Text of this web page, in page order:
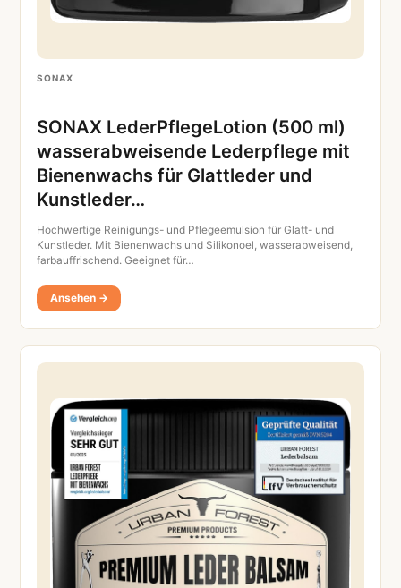
SONAX
SONAX LederPflegeLotion (500 ml)
wasserabweisende Lederpflege mit
Bienenwachs für Glattleder und
Kunstleder…
Hochwertige Reinigungs- und Pflegeemulsion für Glatt- und
Kunstleder. Mit Bienenwachs und Silikonoel, wasserabweisend,
farbauffrischend. Geeignet für…
Ansehen →